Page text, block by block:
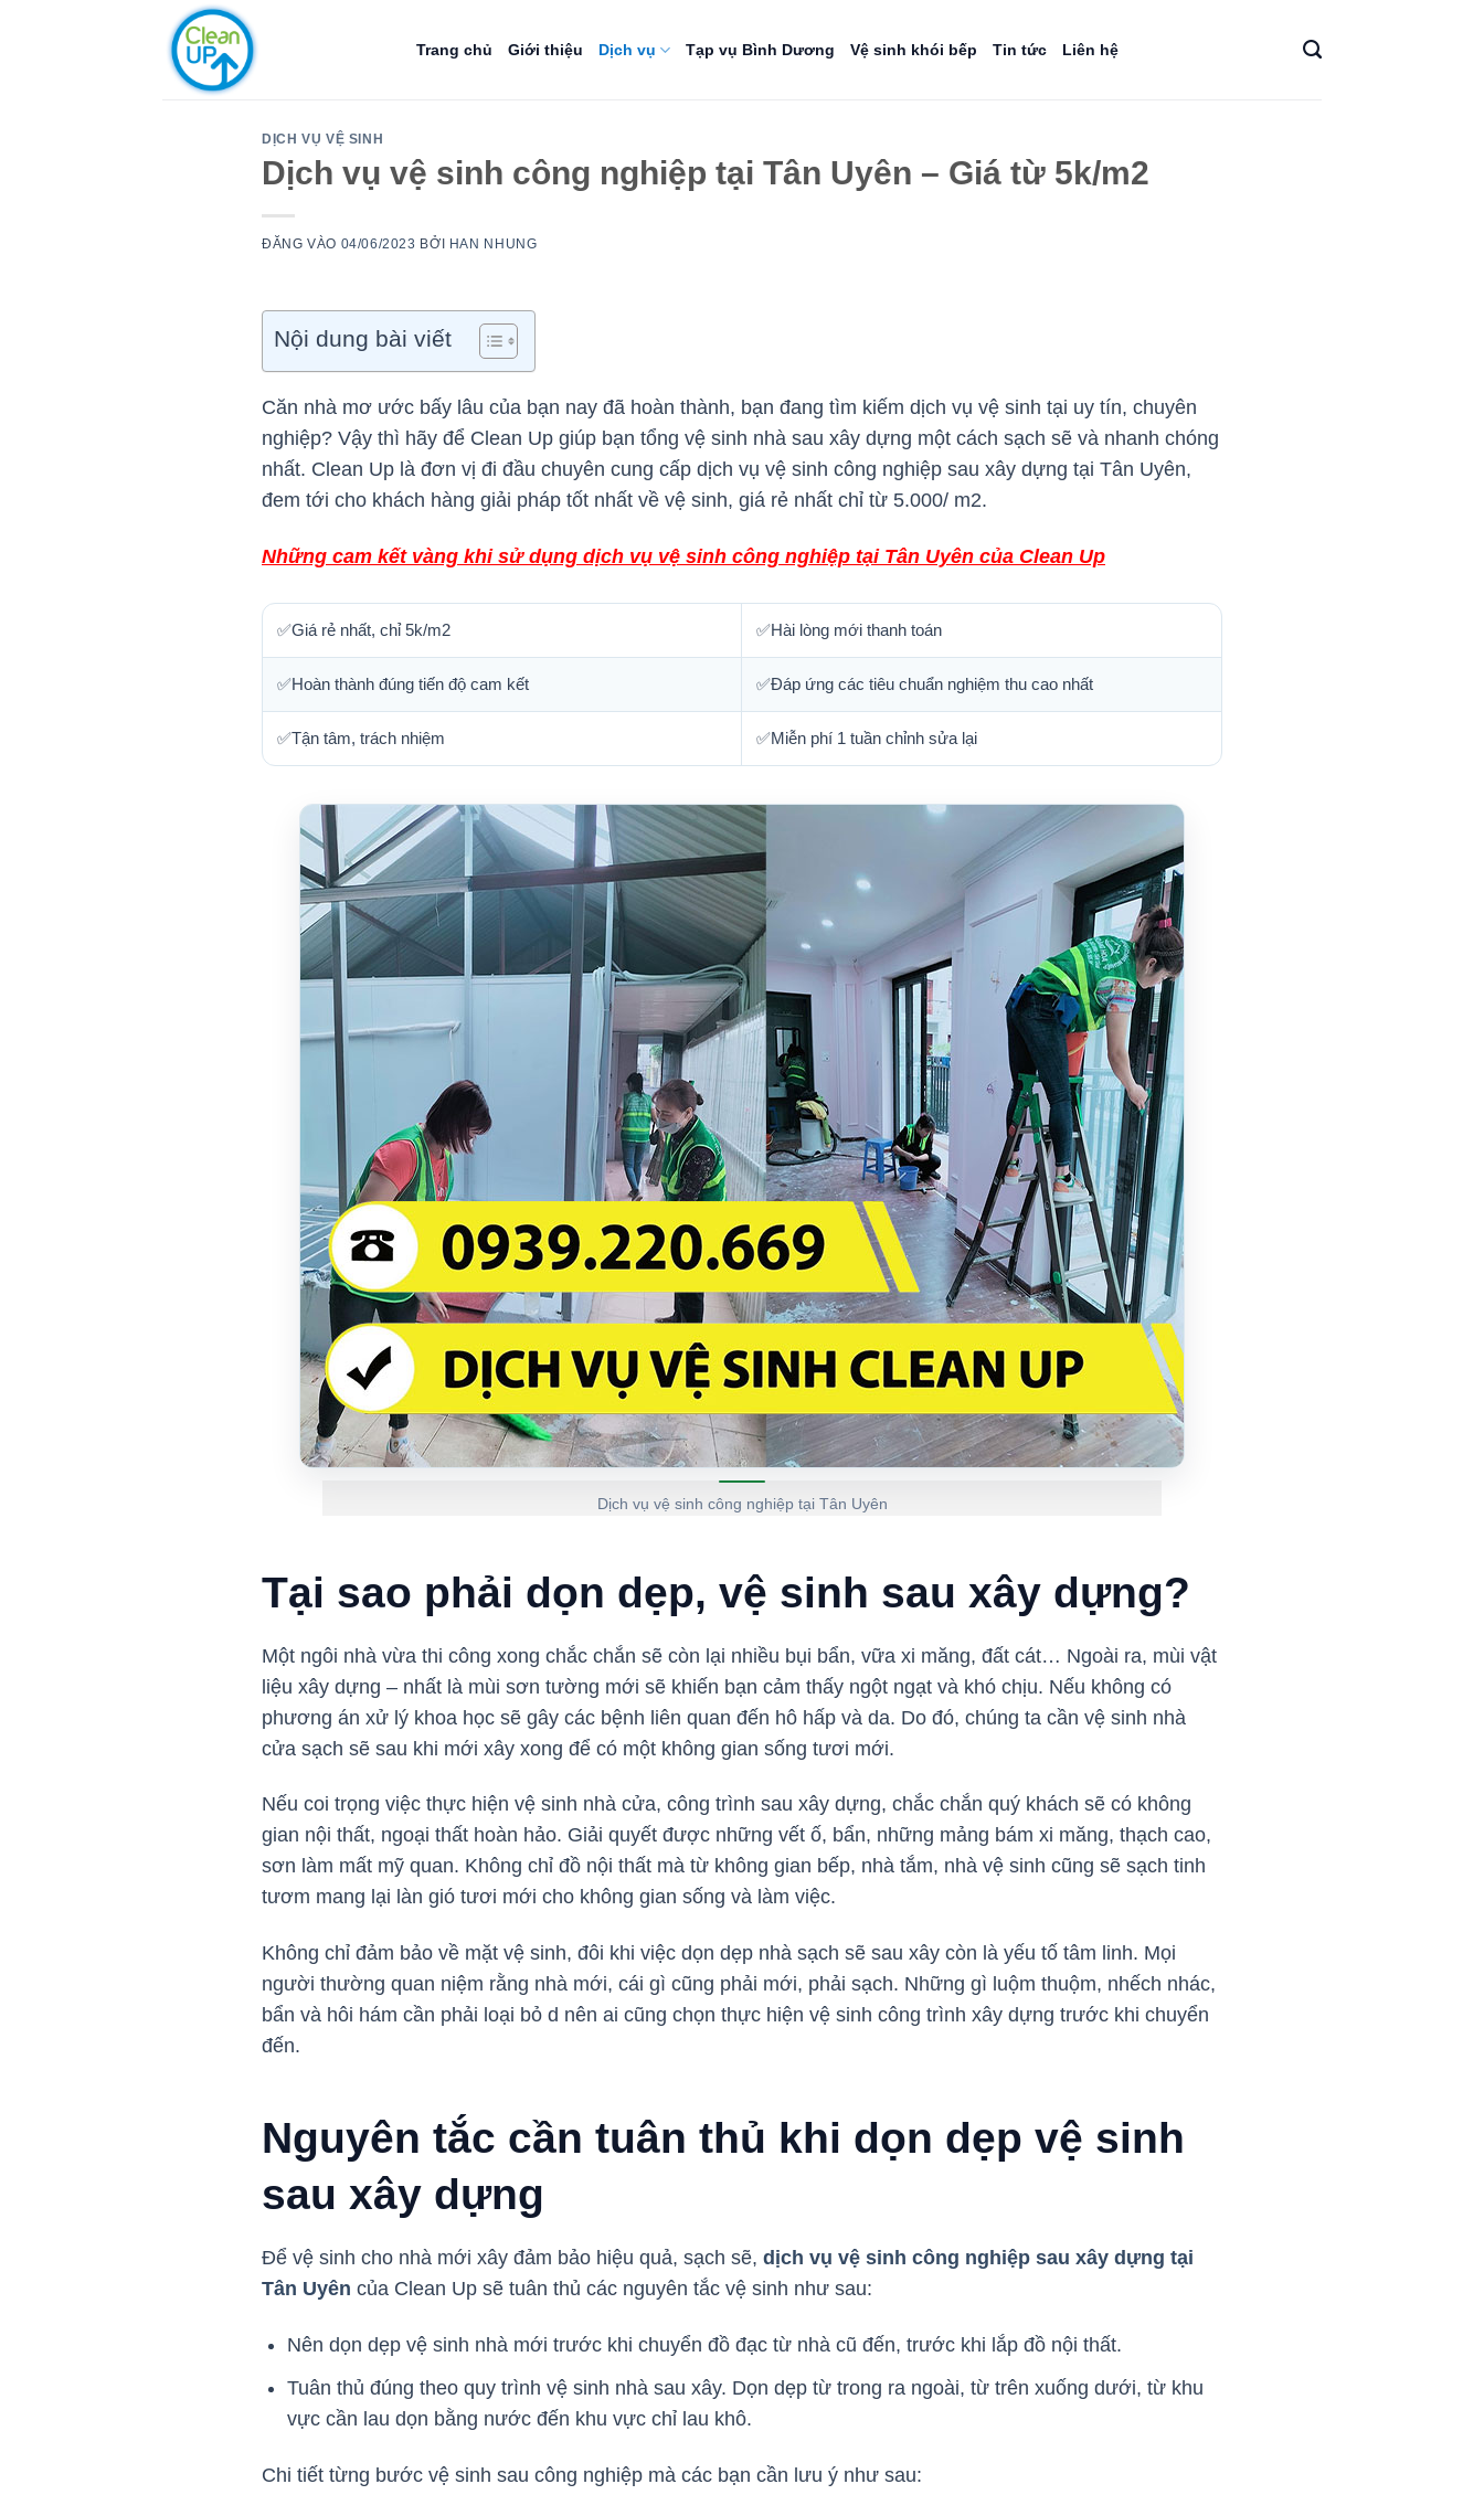
Trang chủ Giới thiệu Dịch vụ Tạp vụ Bình Dương Vệ sinh khói bếp Tin tức Liên hệ
DỊCH VỤ VỆ SINH
Dịch vụ vệ sinh công nghiệp tại Tân Uyên – Giá từ 5k/m2
ĐĂNG VÀO 04/06/2023 BỞI HAN NHUNG
Nội dung bài viết
Căn nhà mơ ước bấy lâu của bạn nay đã hoàn thành, bạn đang tìm kiếm dịch vụ vệ sinh tại uy tín, chuyên
nghiệp? Vậy thì hãy để Clean Up giúp bạn tổng vệ sinh nhà sau xây dựng một cách sạch sẽ và nhanh chóng
nhất. Clean Up là đơn vị đi đầu chuyên cung cấp dịch vụ vệ sinh công nghiệp sau xây dựng tại Tân Uyên,
đem tới cho khách hàng giải pháp tốt nhất về vệ sinh, giá rẻ nhất chỉ từ 5.000/ m2.
Những cam kết vàng khi sử dụng dịch vụ vệ sinh công nghiệp tại Tân Uyên của Clean Up
✅Giá rẻ nhất, chỉ 5k/m2 ✅Hài lòng mới thanh toán
✅Hoàn thành đúng tiến độ cam kết ✅Đáp ứng các tiêu chuẩn nghiệm thu cao nhất
✅Tận tâm, trách nhiệm ✅Miễn phí 1 tuần chỉnh sửa lại
Dịch vụ vệ sinh công nghiệp tại Tân Uyên
Tại sao phải dọn dẹp, vệ sinh sau xây dựng?
Một ngôi nhà vừa thi công xong chắc chắn sẽ còn lại nhiều bụi bẩn, vữa xi măng, đất cát… Ngoài ra, mùi vật
liệu xây dựng – nhất là mùi sơn tường mới sẽ khiến bạn cảm thấy ngột ngạt và khó chịu. Nếu không có
phương án xử lý khoa học sẽ gây các bệnh liên quan đến hô hấp và da. Do đó, chúng ta cần vệ sinh nhà
cửa sạch sẽ sau khi mới xây xong để có một không gian sống tươi mới.
Nếu coi trọng việc thực hiện vệ sinh nhà cửa, công trình sau xây dựng, chắc chắn quý khách sẽ có không
gian nội thất, ngoại thất hoàn hảo. Giải quyết được những vết ố, bẩn, những mảng bám xi măng, thạch cao,
sơn làm mất mỹ quan. Không chỉ đồ nội thất mà từ không gian bếp, nhà tắm, nhà vệ sinh cũng sẽ sạch tinh
tươm mang lại làn gió tươi mới cho không gian sống và làm việc.
Không chỉ đảm bảo về mặt vệ sinh, đôi khi việc dọn dẹp nhà sạch sẽ sau xây còn là yếu tố tâm linh. Mọi
người thường quan niệm rằng nhà mới, cái gì cũng phải mới, phải sạch. Những gì luộm thuộm, nhếch nhác,
bẩn và hôi hám cần phải loại bỏ d nên ai cũng chọn thực hiện vệ sinh công trình xây dựng trước khi chuyển
đến.
Nguyên tắc cần tuân thủ khi dọn dẹp vệ sinh
sau xây dựng
Để vệ sinh cho nhà mới xây đảm bảo hiệu quả, sạch sẽ, dịch vụ vệ sinh công nghiệp sau xây dựng tại
Tân Uyên của Clean Up sẽ tuân thủ các nguyên tắc vệ sinh như sau:
Nên dọn dẹp vệ sinh nhà mới trước khi chuyển đồ đạc từ nhà cũ đến, trước khi lắp đồ nội thất.
Tuân thủ đúng theo quy trình vệ sinh nhà sau xây. Dọn dẹp từ trong ra ngoài, từ trên xuống dưới, từ khu
vực cần lau dọn bằng nước đến khu vực chỉ lau khô.
Chi tiết từng bước vệ sinh sau công nghiệp mà các bạn cần lưu ý như sau: